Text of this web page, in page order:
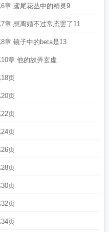
章 鸢尾花丛中的精灵9
章 想离婚不过常态罢了11
章 镜子中的beta是13
章 他的故弄玄虚
页
页
页
页
页
页
页
页
页